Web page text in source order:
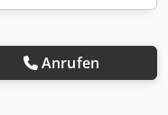
Anrufen